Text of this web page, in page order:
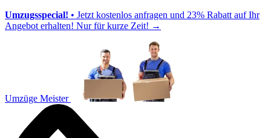
Umzugsspecial! • Jetzt kostenlos anfragen und 23% Rabatt auf Ihr
Angebot erhalten! Nur für kurze Zeit! →
Umzüge Meister